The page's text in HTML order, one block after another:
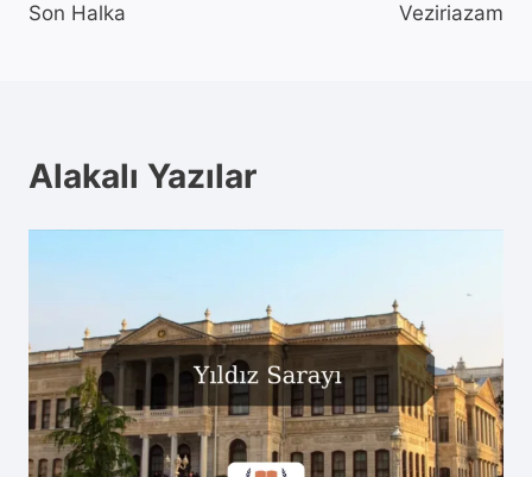
Son Halka
Veziriazam
Alakalı Yazılar